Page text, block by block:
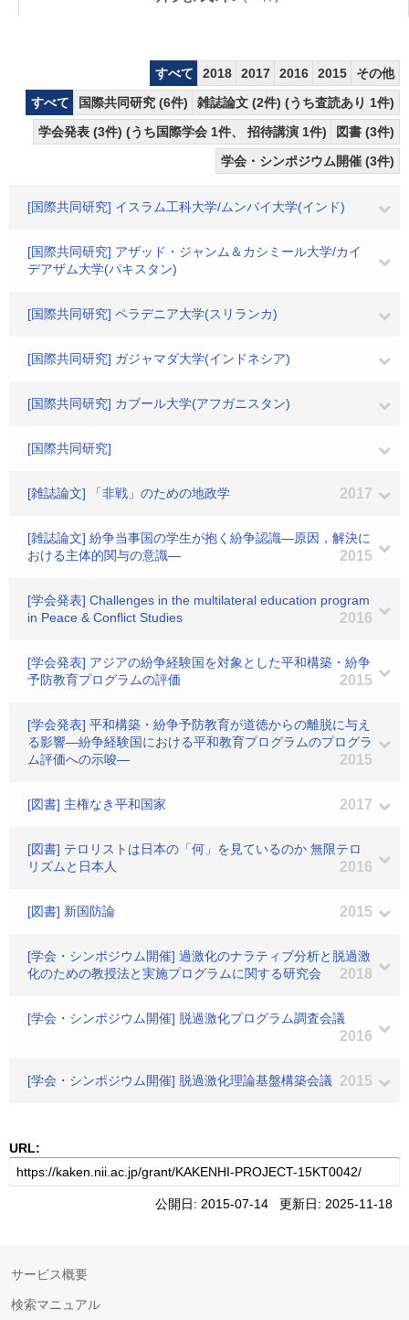
すべて 2018 2017 2016 2015
その他
すべて
国際共同研究 (6件)
雑誌論文 (2件) (うち査読あり 1件)
学会発表 (3件) (うち国際学会 1件、 招待講演 1件)
図書 (3件)
学会・シンポジウム開催 (3件)
[国際共同研究] イスラム工科大学/ムンバイ大学(インド)
[国際共同研究] アザッド・ジャンム＆カシミール大学/カイ
デアザム大学(パキスタン)
[国際共同研究] ペラデニア大学(スリランカ)
[国際共同研究] ガジャマダ大学(インドネシア)
[国際共同研究] カブール大学(アフガニスタン)
[国際共同研究]
[雑誌論文] 「非戦」のための地政学 2017
[雑誌論文] 紛争当事国の学生が抱く紛争認識―原因，解決に
おける主体的関与の意識―
2015
[学会発表] Challenges in the multilateral education program
in Peace & Conflict Studies
2016
[学会発表] アジアの紛争経験国を対象とした平和構築・紛争
予防教育プログラムの評価
2015
[学会発表] 平和構築・紛争予防教育が道徳からの離脱に与え
る影響―紛争経験国における平和教育プログラムのプログラ
ム評価への示唆―
2015
[図書] 主権なき平和国家 2017
[図書] テロリストは日本の「何」を見ているのか 無限テロ
リズムと日本人
2016
[図書] 新国防論 2015
[学会・シンポジウム開催] 過激化のナラティブ分析と脱過激
化のための教授法と実施プログラムに関する研究会
2018
[学会・シンポジウム開催] 脱過激化プログラム調査会議
2016
[学会・シンポジウム開催] 脱過激化理論基盤構築会議 2015
URL:
公開日: 2015-07-14 更新日: 2025-11-18
サービス概要
検索マニュアル